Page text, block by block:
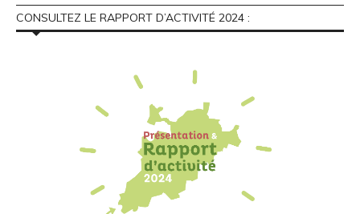
CONSULTEZ LE RAPPORT D’ACTIVITÉ 2024 :